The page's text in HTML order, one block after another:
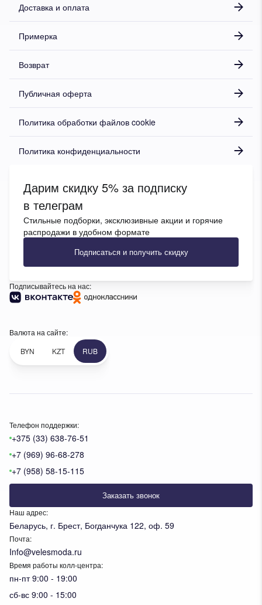
Телефон поддержки:
+375 (33) 638-76-51
+7 (969) 96-68-278
+7 (958) 58-15-115
Заказать звонок
Наш адрес:
Беларусь, г. Брест, Богданчука 122, оф. 59
Почта:
Info@velesmoda.ru
Время работы колл-центра:
пн-пт 9:00 - 19:00
сб-вс 9:00 - 15:00
Доставка и оплата
Примерка
Возврат
Публичная оферта
Политика обработки файлов cookie
Политика конфиденциальности
Дарим скидку 5% за подписку
в телеграм
Стильные подборки, эксклюзивные акции и горячие
распродажи в удобном формате
Подписаться и получить скидку
Подписывайтесь на нас:
Валюта на сайте:
BYN
KZT RUB